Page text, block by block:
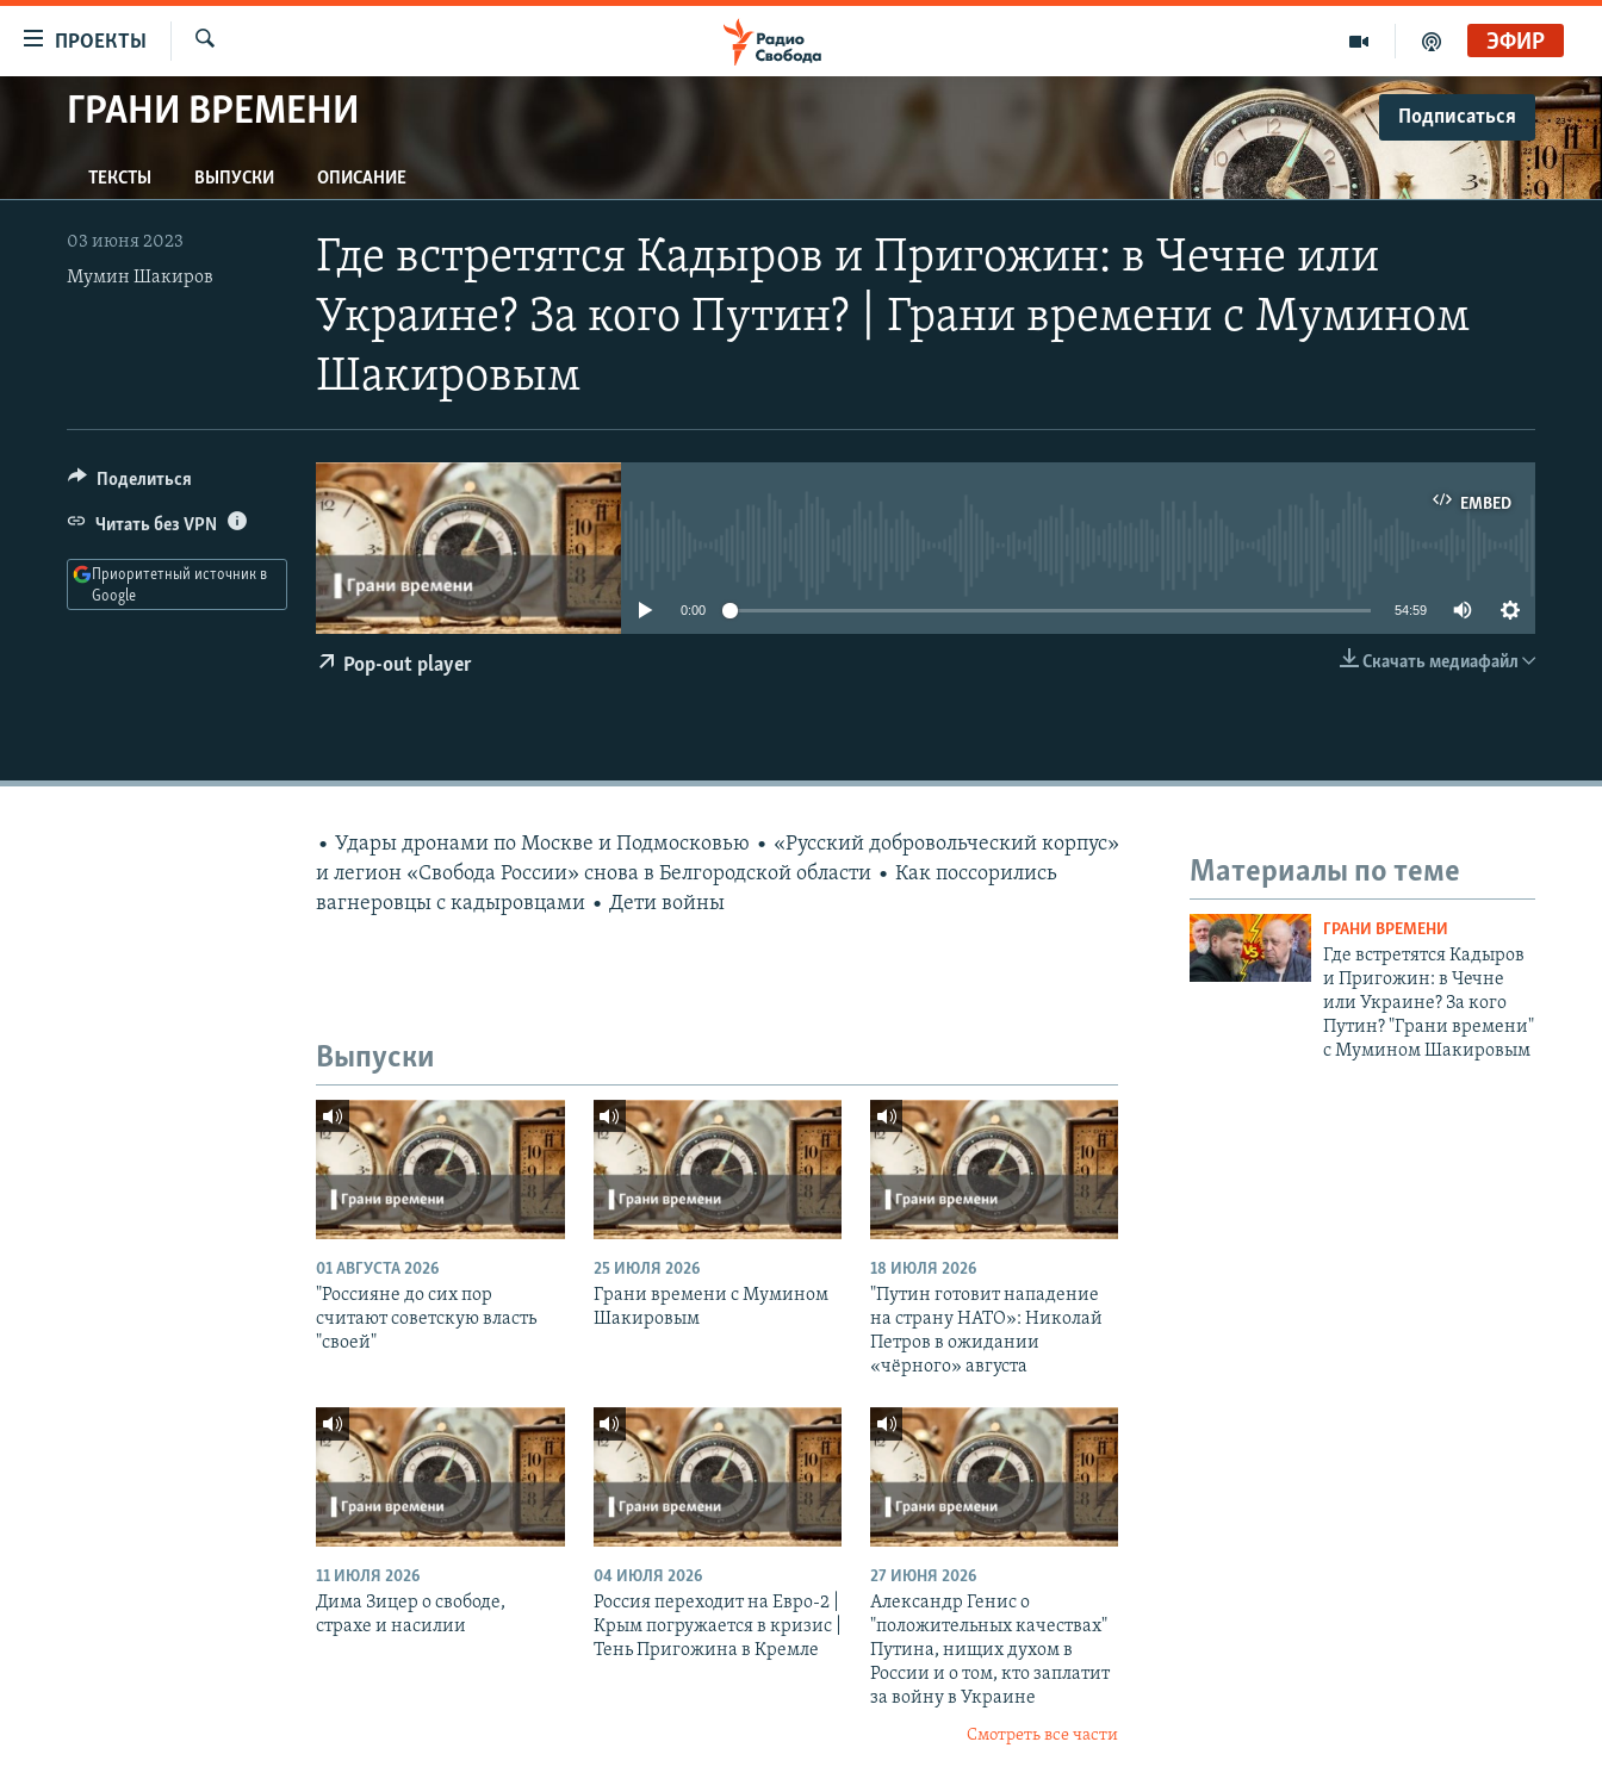
упрощенного
Вернуться
к
основному
содержанию
Вернутся
ПРОЕКТЫ
ПРОГРАММЫ
АВТОРСКИЕ ПРОЕКТЫ
ЦИТАТЫ СВОБОДЫ
МНЕНИЯ
СИБИРЬ.РЕАЛИИ
РАСПИСАНИЕ ВЕЩАНИЯ
ПОДПИШИТЕСЬ НА РАССЫЛКУ
ЭФИР
ГРАНИ ВРЕМЕНИ Подписаться
Apple Podcasts
CastBox
ТЕКСТЫ ВЫПУСКИ ОПИСАНИЕ
Где встретятся Кадыров и Пригожин: в Чечне или
Украине? За кого Путин? | Грани времени с Мумином
Шакировым
03 июня 2023
Мумин Шакиров
EMBED
EMBED
0:00 54:59
Скачать медиафайл
Pop-out player
Поделиться
Читать без VPN
Приоритетный источник в
Google
• Удары дронами по Москве и Подмосковью • «Русский добровольческий корпус»
и легион «Свобода России» снова в Белгородской области • Как поссорились
вагнеровцы с кадыровцами • Дети войны
Материалы по теме
ГРАНИ ВРЕМЕНИ
Где встретятся Кадыров
и Пригожин: в Чечне
или Украине? За кого
Путин? "Грани времени"
с Мумином Шакировым
Выпуски
01 АВГУСТА 2026
"Россияне до сих пор
считают советскую власть
"своей"
25 ИЮЛЯ 2026
Грани времени с Мумином
Шакировым
18 ИЮЛЯ 2026
"Путин готовит нападение
на страну НАТО»: Николай
Петров в ожидании
«чёрного» августа
11 ИЮЛЯ 2026
Дима Зицер о свободе,
страхе и насилии
04 ИЮЛЯ 2026
Россия переходит на Евро-2 |
Крым погружается в кризис |
Тень Пригожина в Кремле
27 ИЮНЯ 2026
Александр Генис о
"положительных качествах"
Путина, нищих духом в
России и о том, кто заплатит
за войну в Украине
Смотреть все части